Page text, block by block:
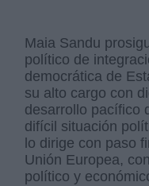
Maia Sandu
político de
democrática de
su alto cargo con
desarrollo pacífico
difícil situación
lo dirige con paso
Unión Europea,
político y